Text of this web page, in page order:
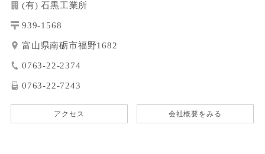
(有) 石黒工業所
939-1568
富山県南砺市福野1682
0763-22-2374
0763-22-7243
アクセス 会社概要をみる